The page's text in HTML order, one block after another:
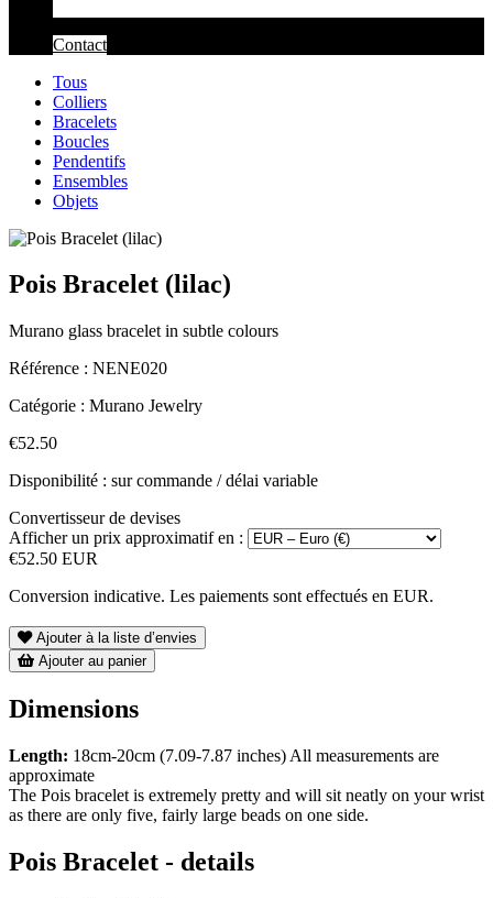
Contact
Tous
Colliers
Bracelets
Boucles
Pendentifs
Ensembles
Objets
Pois Bracelet (lilac)
Murano glass bracelet in subtle colours
Référence : NENE020
Catégorie : Murano Jewelry
€52.50
Disponibilité : sur commande / délai variable
Convertisseur de devises
Afficher un prix approximatif en :
€52.50 EUR
Conversion indicative. Les paiements sont effectués en EUR.
Ajouter à la liste d’envies
Ajouter au panier
Dimensions
Length: 18cm-20cm (7.09-7.87 inches) All measurements are
approximate
The Pois bracelet is extremely pretty and will sit neatly on your wrist
as there are only five, fairly large beads on one side.
Pois Bracelet - details